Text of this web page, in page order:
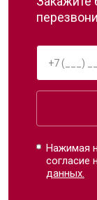
Нажимая
согласие
данных.